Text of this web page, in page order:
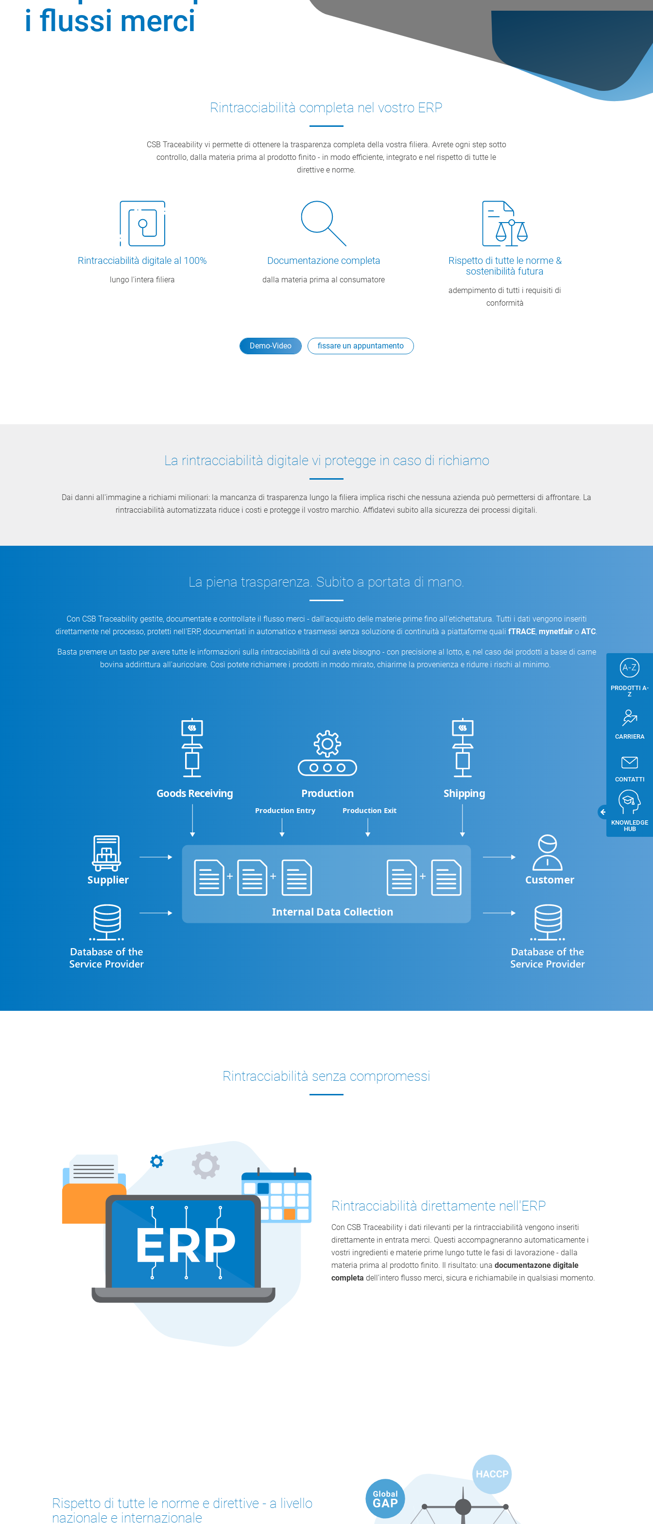
i flussi merci
Rintracciabilità completa nel vostro ERP
CSB Traceability vi permette di ottenere la trasparenza completa della vostra filiera. Avrete ogni step sotto
controllo, dalla materia prima al prodotto finito - in modo efficiente, integrato e nel rispetto di tutte le
direttive e norme.
Rintracciabilità digitale al 100%
lungo l'intera filiera
Documentazione completa
dalla materia prima al consumatore
Rispetto di tutte le norme &
sostenibilità futura
adempimento di tutti i requisiti di
conformità
Demo-Video fissare un appuntamento
La rintracciabilità digitale vi protegge in caso di richiamo
Dai danni all'immagine a richiami milionari: la mancanza di trasparenza lungo la filiera implica rischi che nessuna azienda può permettersi di affrontare. La
rintracciabilità automatizzata riduce i costi e protegge il vostro marchio. Affidatevi subito alla sicurezza dei processi digitali.
La piena trasparenza. Subito a portata di mano.
Con CSB Traceability gestite, documentate e controllate il flusso merci - dall'acquisto delle materie prime fino all'etichettatura. Tutti i dati vengono inseriti
direttamente nel processo, protetti nell'ERP, documentati in automatico e trasmessi senza soluzione di continuità a piattaforme quali fTRACE, mynetfair o ATC.
Basta premere un tasto per avere tutte le informazioni sulla rintracciabilità di cui avete bisogno - con precisione al lotto, e, nel caso dei prodotti a base di carne
bovina addirittura all'auricolare. Così potete richiamere i prodotti in modo mirato, chiarirne la provenienza e ridurre i rischi al minimo.
+ +
+
Goods Receiving
Supplier Customer
Shipping
Production
Production Entry Production Exit
Internal Data Collection
Rintracciabilità senza compromessi
Rintracciabilità direttamente nell'ERP
Con CSB Traceability i dati rilevanti per la rintracciabilità vengono inseriti
direttamente in entrata merci. Questi accompagneranno automaticamente i
vostri ingredienti e materie prime lungo tutte le fasi di lavorazione - dalla
materia prima al prodotto finito. Il risultato: una documentazone digitale
completa dell'intero flusso merci, sicura e richiamabile in qualsiasi momento.
Rispetto di tutte le norme e direttive - a livello
nazionale e internazionale
PRODOTTI A-
Z
CARRIERA
CONTATTI
KNOWLEDGE
HUB